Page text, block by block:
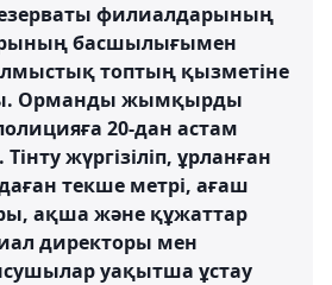
филиалдарының
басшылығымен
топтың қызметіне
Орманды жымқырды
20-дан астам
жүргізіліп, ұрланған
текше метрі, ағаш
ақша және құжаттар
директоры мен
уақытша ұстау